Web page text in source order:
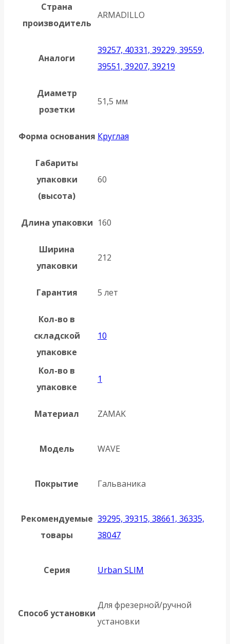
Страна
производитель
ARMADILLO
Аналоги
39257, 40331, 39229, 39559,
39551, 39207, 39219
Диаметр
розетки
51,5 мм
Форма основания Круглая
Габариты
упаковки
(высота)
60
Длина упаковки 160
Ширина
упаковки
212
Гарантия 5 лет
Кол-во в
складской
упаковке
10
Кол-во в
упаковке
1
Материал ZAMAK
Модель WAVE
Покрытие Гальваника
Рекомендуемые
товары
39295, 39315, 38661, 36335,
38047
Серия Urban SLIM
Способ установки
Для фрезерной/ручной
установки